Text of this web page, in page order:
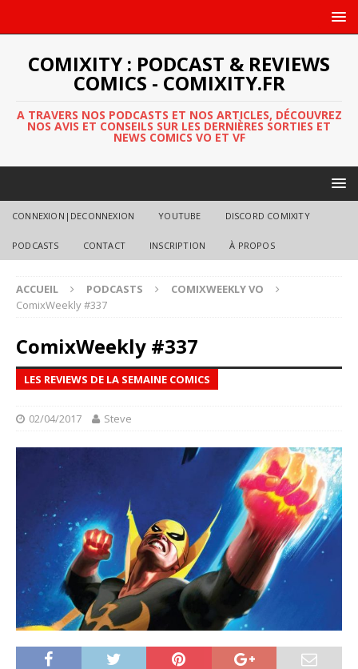
COMIXITY : PODCAST & REVIEWS
COMICS - COMIXITY.FR
A TRAVERS NOS PODCASTS ET NOS ARTICLES, DÉCOUVREZ
NOS AVIS ET CONSEILS SUR LES DERNIÈRES SORTIES ET
NEWS COMICS VO ET VF
CONNEXION|DECONNEXION YOUTUBE DISCORD COMIXITY
PODCASTS CONTACT INSCRIPTION À PROPOS
ACCUEIL PODCASTS
COMIXWEEKLY VO
ComixWeekly #337
ComixWeekly #337
LES REVIEWS DE LA SEMAINE COMICS
02/04/2017 Steve